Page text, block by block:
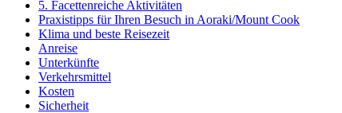
5. Facettenreiche Aktivitäten
Praxistipps für Ihren Besuch in Aoraki/Mount Cook
Klima und beste Reisezeit
Anreise
Unterkünfte
Verkehrsmittel
Kosten
Sicherheit